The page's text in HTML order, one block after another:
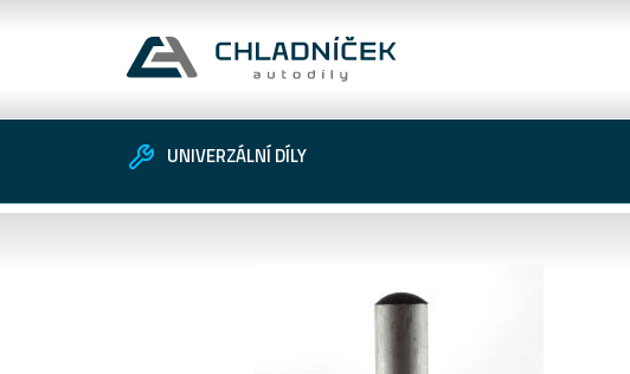
UNIVERZÁLNÍ DÍLY